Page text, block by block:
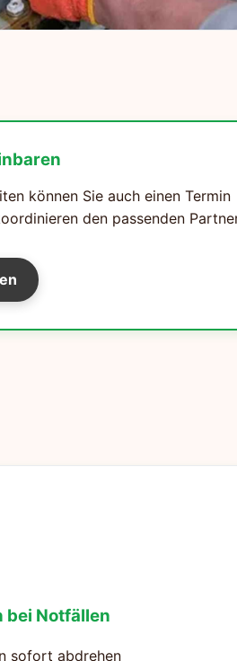
können Sie auch einen Termin
den passenden
bei Notfällen
sofort abdrehen